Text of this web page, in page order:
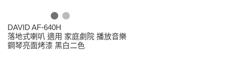
DAVID AF-640H
落地式喇叭 適用 家庭劇院 播放音樂
鋼琴亮面烤漆 黑白二色